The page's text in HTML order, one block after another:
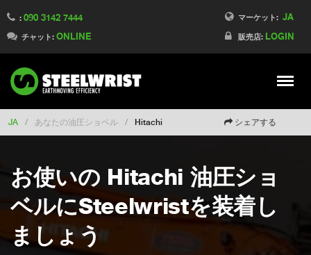
マーケット: JA
販売店: LOGIN
: 090 3142 7444
チャット: ONLINE
Meny
Switch to Finland
Switch to Denmark
Switch to China
Switch to Australia
Change market
JA / あなたの油圧ショベル / Hitachi シェアする
お使いの Hitachi 油圧ショ
ベルにSteelwristを装着し
ましょう